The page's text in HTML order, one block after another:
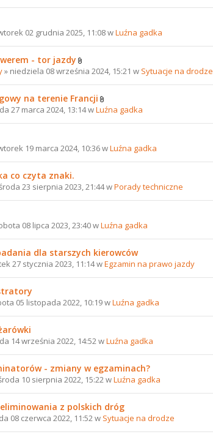
02 grudnia 2025, 11:08 wLuźna gadka
- tor jazdy
» niedziela 08 września 2024, 15:21 w Sytuacje na drodze
na terenie Francji
27 marca 2024, 13:14 wLuźna gadka
19 marca 2024, 10:36 wLuźna gadka
co czyta znaki.
23 sierpnia 2023, 21:44 wPorady techniczne
08 lipca 2023, 23:40 wLuźna gadka
dla starszych kierowców
27 stycznia 2023, 11:14 wEgzamin na prawo jazdy
05 listopada 2022, 10:19 wLuźna gadka
14 września 2022, 14:52 wLuźna gadka
- zmiany w egzaminach?
10 sierpnia 2022, 15:22 wLuźna gadka
z polskich dróg
08 czerwca 2022, 11:52 w Sytuacje na drodze